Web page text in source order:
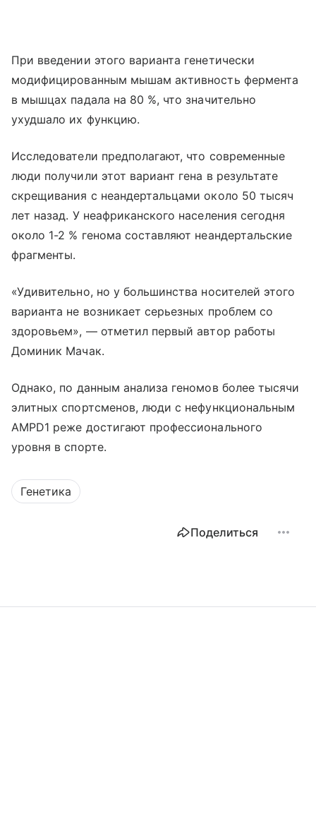
При введении этого варианта генетически
модифицированным мышам активность фермента
в мышцах падала на 80 %, что значительно
ухудшало их функцию.
Исследователи предполагают, что современные
люди получили этот вариант гена в результате
скрещивания с неандертальцами около 50 тысяч
лет назад. У неафриканского населения сегодня
около 1-2 % генома составляют неандертальские
фрагменты.
«Удивительно, но у большинства носителей этого
варианта не возникает серьезных проблем со
здоровьем», — отметил первый автор работы
Доминик Мачак.
Однако, по данным анализа геномов более тысячи
элитных спортсменов, люди с нефункциональным
AMPD1 реже достигают профессионального
уровня в спорте.
Генетика
Поделиться